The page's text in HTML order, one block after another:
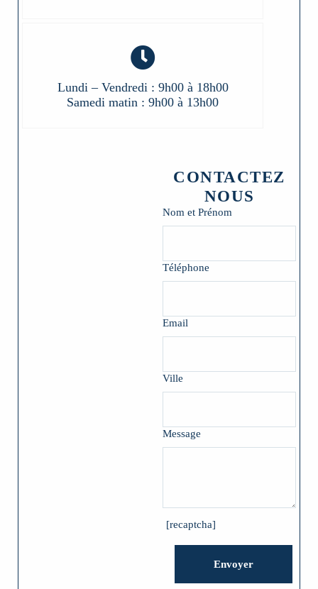
Lundi – Vendredi : 9h00 à 18h00
Samedi matin : 9h00 à 13h00
CONTACTEZ
NOUS
Nom et Prénom
Téléphone
Email
Ville
Message
[recaptcha]